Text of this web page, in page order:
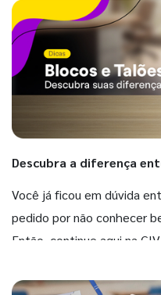
Descubra a diferença
Você já ficou em dúvida
pedido por não conhecer
Então, continue aqui na